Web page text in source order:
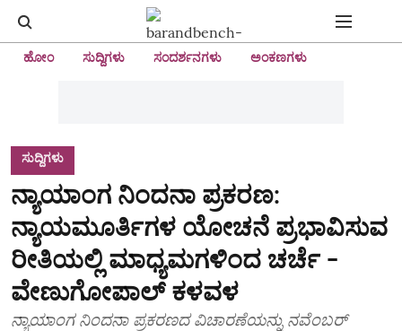
ಹೋಂ ಸುದ್ದಿಗಳು ಸಂದರ್ಶನಗಳು ಅಂಕಣಗಳು
ಸುದ್ದಿಗಳು
ನ್ಯಾಯಾಂಗ ನಿಂದನಾ ಪ್ರಕರಣ:
ನ್ಯಾಯಮೂರ್ತಿಗಳ ಯೋಚನೆ ಪ್ರಭಾವಿಸುವ
ರೀತಿಯಲ್ಲಿ ಮಾಧ್ಯಮಗಳಿಂದ ಚರ್ಚೆ -
ವೇಣುಗೋಪಾಲ್ ಕಳವಳ
ನ್ಯಾಯಾಂಗ ನಿಂದನಾ ಪ್ರಕರಣದ ವಿಚಾರಣೆಯನ್ನು ನವೆಂಬರ್